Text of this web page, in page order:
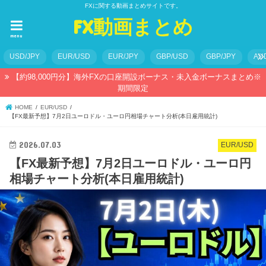
FXに関する動画まとめサイトです。
FX動画まとめ
menu
USD/JPY EUR/USD EUR/JPY GBP/USD GBP/JPY
【約98,000円分】海外FXの口座開設ボーナス・未入金ボーナスまとめ※
期間限定
HOME
EUR/USD
【FX最新予想】7月2日ユーロドル・ユーロ円相場チャート分析(本日雇用統計)
EUR/USD
2026.07.03
【FX最新予想】7月2日ユーロドル・ユーロ円
相場チャート分析(本日雇用統計)